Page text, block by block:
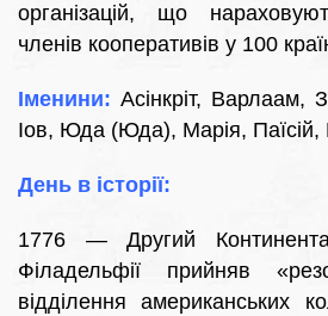
організацій, що
членів кооперативів у 100
Іменини: Асінкріт, Варлаам,
Іов, Юда (Юда), Марія, Паїсій,
День в історії:
1776 — Другий
Філадельфії прийняв
відділення американських